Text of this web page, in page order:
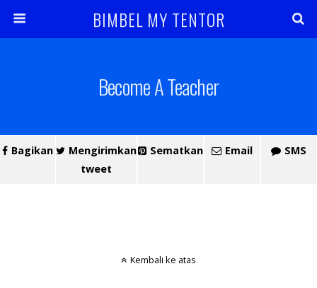
BIMBEL MY TENTOR
Become A Teacher
Bagikan
Mengirimkan
tweet
Sematkan Email SMS
Kembali ke atas